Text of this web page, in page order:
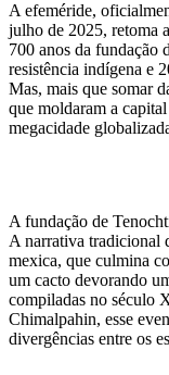
A efeméride,
julho de 2025, retoma
700 anos da fundação
resistência indígena e
Mas, mais que somar
que moldaram a
megacidade
A fundação de
A narrativa tradicional
mexica, que culmina
um cacto devorando
compiladas no século
Chimalpahin, esse
divergências entre os